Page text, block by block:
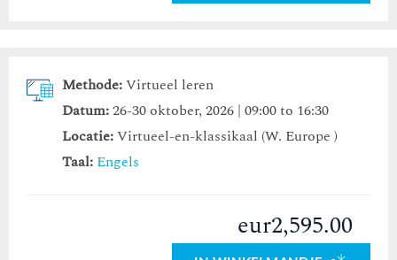
Methode:Virtueel leren
Datum:26-30 oktober, 2026 | 09:00 to 16:30
Locatie:Virtueel-en-klassikaal (W. Europe )
Taal: Engels
eur2,595.00